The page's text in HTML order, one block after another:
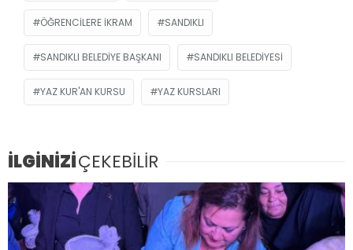
ÖĞRENCILERE IKRAM SANDIKLI
SANDIKLI BELEDIYE BAŞKANI SANDIKLI BELEDIYESI
YAZ KUR'AN KURSU YAZ KURSLARI
İLGİNİZİÇEKEBİLİR